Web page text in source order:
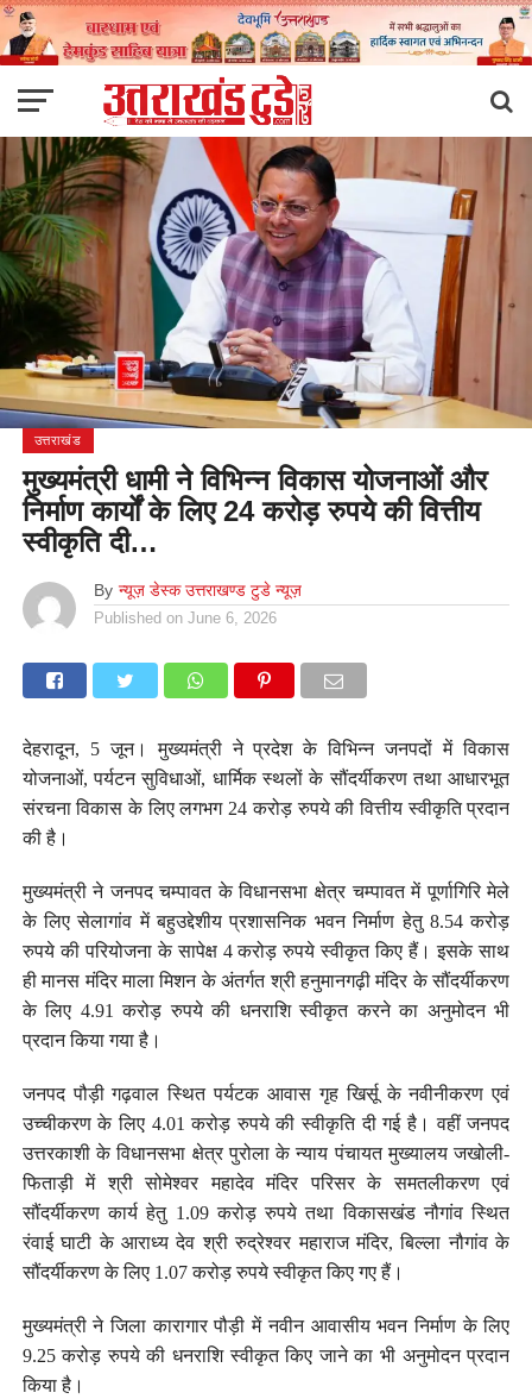
उत्तराखंड
मुख्यमंत्री धामी ने विभिन्न विकास योजनाओं और
निर्माण कार्यों के लिए 24 करोड़ रुपये की वित्तीय
स्वीकृति दी…
By न्यूज़ डेस्क उत्तराखण्ड टुडे न्यूज़
Published on June 6, 2026
देहरादून, 5 जून। मुख्यमंत्री ने प्रदेश के विभिन्न जनपदों में विकास
योजनाओं, पर्यटन सुविधाओं, धार्मिक स्थलों के सौंदर्यीकरण तथा आधारभूत
संरचना विकास के लिए लगभग 24 करोड़ रुपये की वित्तीय स्वीकृति प्रदान
की है।
मुख्यमंत्री ने जनपद चम्पावत के विधानसभा क्षेत्र चम्पावत में पूर्णागिरि मेले
के लिए सेलागांव में बहुउद्देशीय प्रशासनिक भवन निर्माण हेतु 8.54 करोड़
रुपये की परियोजना के सापेक्ष 4 करोड़ रुपये स्वीकृत किए हैं। इसके साथ
ही मानस मंदिर माला मिशन के अंतर्गत श्री हनुमानगढ़ी मंदिर के सौंदर्यीकरण
के लिए 4.91 करोड़ रुपये की धनराशि स्वीकृत करने का अनुमोदन भी
प्रदान किया गया है।
जनपद पौड़ी गढ़वाल स्थित पर्यटक आवास गृह खिर्सू के नवीनीकरण एवं
उच्चीकरण के लिए 4.01 करोड़ रुपये की स्वीकृति दी गई है। वहीं जनपद
उत्तरकाशी के विधानसभा क्षेत्र पुरोला के न्याय पंचायत मुख्यालय जखोली-
फिताड़ी में श्री सोमेश्वर महादेव मंदिर परिसर के समतलीकरण एवं
सौंदर्यीकरण कार्य हेतु 1.09 करोड़ रुपये तथा विकासखंड नौगांव स्थित
रंवाई घाटी के आराध्य देव श्री रुद्रेश्वर महाराज मंदिर, बिल्ला नौगांव के
सौंदर्यीकरण के लिए 1.07 करोड़ रुपये स्वीकृत किए गए हैं।
मुख्यमंत्री ने जिला कारागार पौड़ी में नवीन आवासीय भवन निर्माण के लिए
9.25 करोड़ रुपये की धनराशि स्वीकृत किए जाने का भी अनुमोदन प्रदान
किया है।